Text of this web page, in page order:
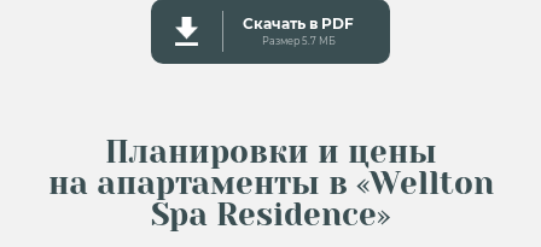
Скачать в PDF
Размер 5.7 MБ
Планировки и цены
на апартаменты в «Wellton
Spa Residence»